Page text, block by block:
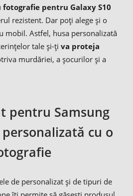
fotografie pentru Galaxy S10
rezistent. Dar poți alege și o
mobil. Astfel, husa personalizată
tale și-ți va proteja
murdăriei, a șocurilor și a
pentru Samsung
personalizată cu o
de personalizat și de tipuri de